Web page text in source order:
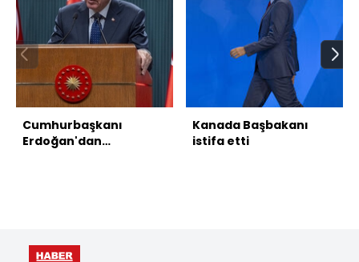
Cumhurbaşkanı
Erdoğan'dan
Kanada Başbakanı
istifa etti